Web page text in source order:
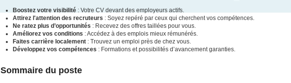
Boostez votre visibilité : Votre CV devant des employeurs actifs.
Attirez l'attention des recruteurs : Soyez repéré par ceux qui cherchent vos compétences.
Ne ratez plus d’opportunités : Recevez des offres taillées pour vous.
Améliorez vos conditions : Accédez à des emplois mieux rémunérés.
Faites carrière localement : Trouvez un emploi près de chez vous.
Développez vos compétences : Formations et possibilités d’avancement garanties.
Sommaire du poste